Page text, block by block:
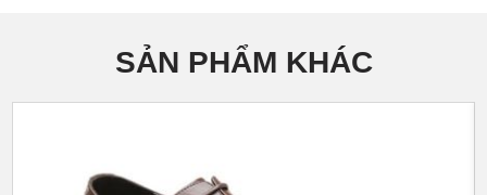
SẢN PHẨM KHÁC